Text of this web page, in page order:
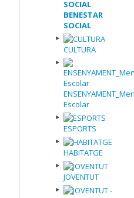
BENESTAR
SOCIAL
CULTURA
Escolar
ESPORTS
HABITATGE
JOVENTUT